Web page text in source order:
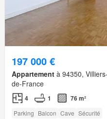
197 000 €
Appartement à 94350,
de-France
4 1 76 m²
Parking Balcon Cave Sécurité